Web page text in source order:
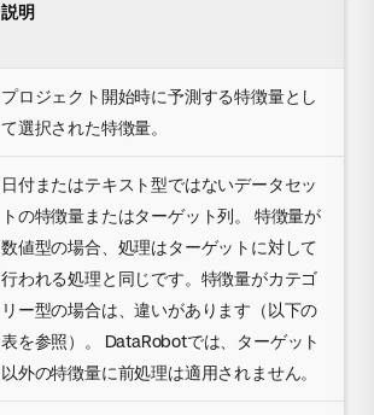
説明
プロジェクト開始時に予測する特徴量とし
て選択された特徴量。
日付またはテキスト型ではないデータセッ
トの特徴量またはターゲット列。 特徴量が
数値型の場合、処理はターゲットに対して
行われる処理と同じです。特徴量がカテゴ
リー型の場合は、違いがあります（以下の
表を参照）。 DataRobotでは、ターゲット
以外の特徴量に前処理は適用されません。